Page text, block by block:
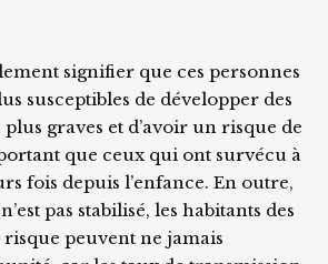
signifier que ces personnes
susceptibles de développer des
graves et d’avoir un risque de
que ceux qui ont survécu à
fois depuis l’enfance. En outre,
pas stabilisé, les habitants des
peuvent ne jamais